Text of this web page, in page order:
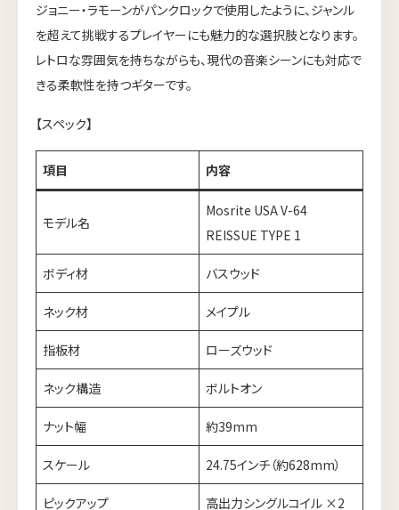
ジョニー・ラモーンがパンクロックで使用したように、ジャンル
を超えて挑戦するプレイヤーにも魅力的な選択肢となります。
レトロな雰囲気を持ちながらも、現代の音楽シーンにも対応で
きる柔軟性を持つギターです。
【スペック】
項目 内容
モデル名
Mosrite USA V-64
REISSUE TYPE 1
ボディ材 バスウッド
ネック材 メイプル
指板材 ローズウッド
ネック構造 ボルトオン
ナット幅 約39mm
スケール 24.75インチ（約628mm）
ピックアップ 高出力シングルコイル ×2